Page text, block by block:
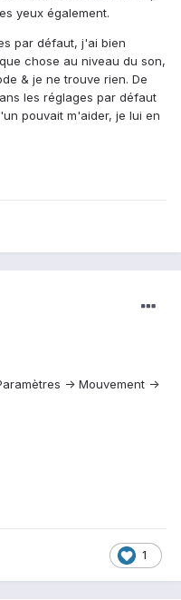
yeux également.
par défaut, j'ai bien
chose au niveau du son,
& je ne trouve rien. De
les réglages par défaut
pouvait m'aider, je lui en
-> Mouvement ->
1